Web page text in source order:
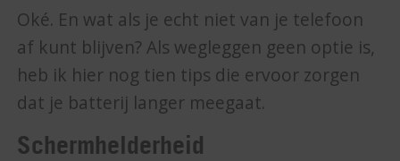
Oké. En wat als je echt niet van je telefoon
af kunt blijven? Als wegleggen geen optie is,
heb ik hier nog tien tips die ervoor zorgen
dat je batterij langer meegaat.
Schermhelderheid